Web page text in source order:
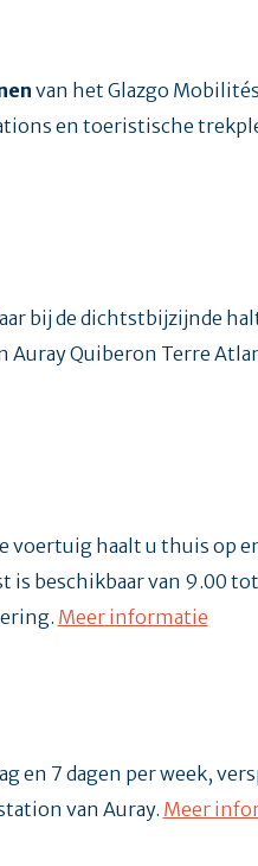
van het Glazgo
en toeristische
bij de dichtstbijzijnde
Auray Quiberon Terre
voertuig haalt u thuis op
beschikbaar van 9.00
Meer informatie
7 dagen per week,
van Auray. Meer